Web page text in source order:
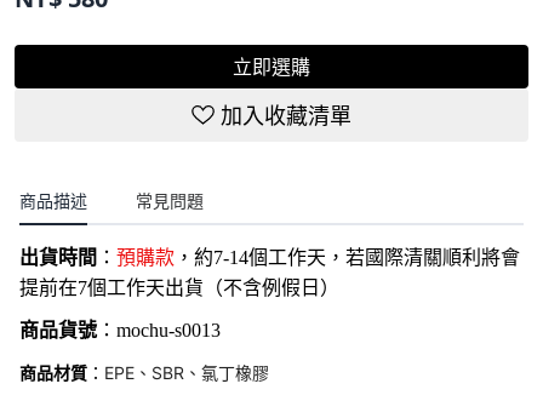
立即選購
加入收藏清單
商品描述 常見問題
出貨時間 ： 預購款 ，約7-14個工作天，若國際清關順利將會
提前在7個工作天出貨（不含例假日）
商品貨號： mochu-s0013
商品材質 ： EPE、SBR、氯丁橡膠